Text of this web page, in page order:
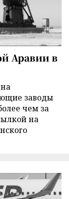
Аравии в
заводы
чем за
на